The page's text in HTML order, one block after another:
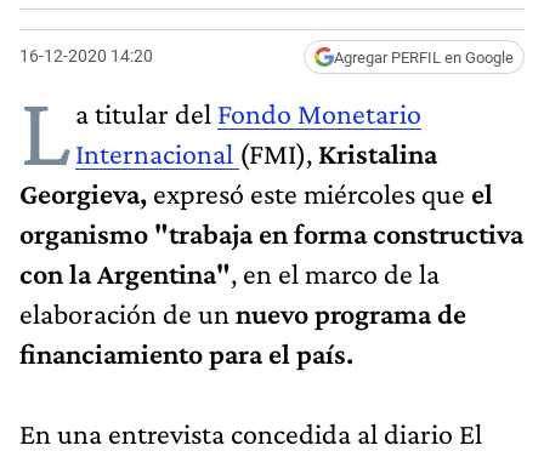
16-12-2020 14:20 Agregar PERFIL en Google
La titular del Fondo Monetario
Internacional (FMI), Kristalina
Georgieva, expresó este miércoles que el
organismo "trabaja en forma constructiva
con la Argentina", en el marco de la
elaboración de un nuevo programa de
financiamiento para el país.
En una entrevista concedida al diario El